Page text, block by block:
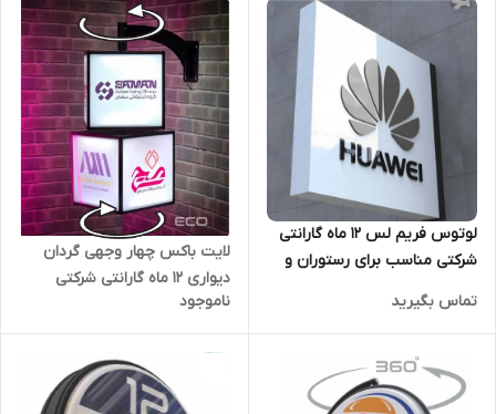
لوتوس فریم لس 12 ماه گارانتی
شرکتی مناسب برای رستوران و
تماس بگیرید
لایت باکس چهار وجهی گردان
دیواری 12 ماه گارانتی شرکتی
ناموجود